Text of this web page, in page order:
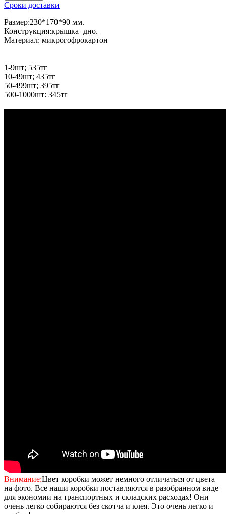
Сроки доставки
Размер:230*170*90 мм.
Конструкция:крышка+дно.
Материал: микрогофрокартон
1-9шт; 535тг
10-49шт; 435тг
50-499шт; 395тг
500-1000шт: 345тг
Внимание:Цвет коробки может немного отличаться от цвета
на фото. Все наши коробки поставляются в разобранном виде
для экономии на транспортных и складских расходах! Они
очень легко собираются без скотча и клея. Это очень легко и